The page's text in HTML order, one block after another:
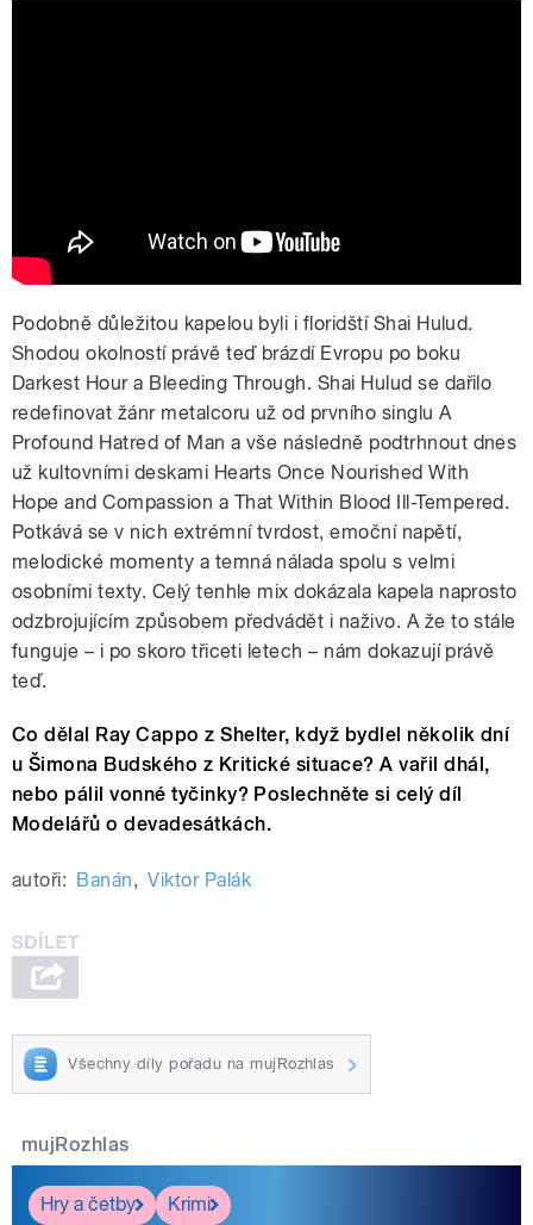
Podobně důležitou kapelou byli i floridští Shai Hulud.
Shodou okolností právě teď brázdí Evropu po boku
Darkest Hour a Bleeding Through. Shai Hulud se dařilo
redefinovat žánr metalcoru už od prvního singlu A
Profound Hatred of Man a vše následně podtrhnout dnes
už kultovními deskami Hearts Once Nourished With
Hope and Compassion a That Within Blood Ill-Tempered.
Potkává se v nich extrémní tvrdost, emoční napětí,
melodické momenty a temná nálada spolu s velmi
osobními texty. Celý tenhle mix dokázala kapela naprosto
odzbrojujícím způsobem předvádět i naživo. A že to stále
funguje – i po skoro třiceti letech – nám dokazují právě
teď.
Co dělal Ray Cappo z Shelter, když bydlel několik dní
u Šimona Budského z Kritické situace? A vařil dhál,
nebo pálil vonné tyčinky? Poslechněte si celý díl
Modelářů o devadesátkách.
autoři: Banán, Viktor Palák
Všechny díly pořadu na mujRozhlas
mujRozhlas
Hry a četby Krimi